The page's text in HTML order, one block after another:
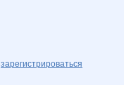
зарегистрироваться